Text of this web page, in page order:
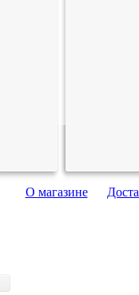
О магазине